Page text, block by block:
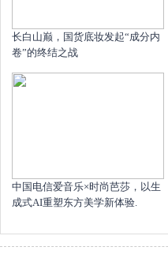
长白山巅，国货底妆发起“成分内
卷”的终结之战
中国电信爱音乐×时尚芭莎，以生
成式AI重塑东方美学新体验.